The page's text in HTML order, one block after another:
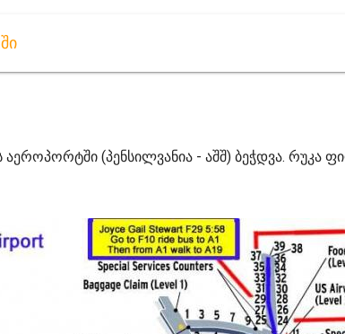
(პენსილვანია - აშშ) ბეჭდვა. რუკა